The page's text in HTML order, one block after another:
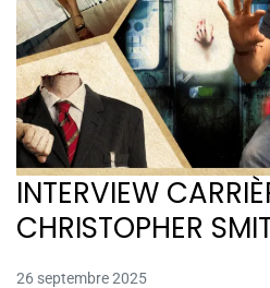
INTERVIEW
CHRISTOPHER
26 septembre 2025